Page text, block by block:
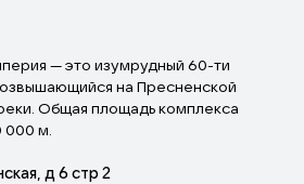
— это изумрудный 60-ти
на Пресненской
Общая площадь комплекса
000 м.
торговая галерея, связывающая
д 6 стр 2